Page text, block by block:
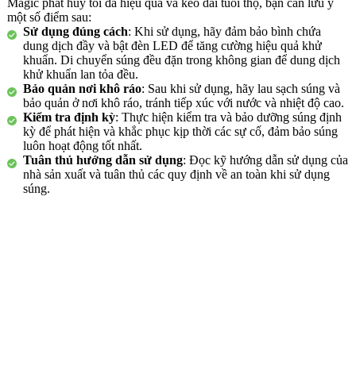
một số điểm sau:
Sử dụng đúng cách: Khi sử dụng, hãy đảm bảo bình chứa
dung dịch đầy và bật đèn LED để tăng cường hiệu quả khử
khuẩn. Di chuyển súng đều đặn trong không gian để dung dịch
khử khuẩn lan tỏa đều.
Bảo quản nơi khô ráo: Sau khi sử dụng, hãy lau sạch súng và
bảo quản ở nơi khô ráo, tránh tiếp xúc với nước và nhiệt độ cao.
Kiểm tra định kỳ: Thực hiện kiểm tra và bảo dưỡng súng định
kỳ để phát hiện và khắc phục kịp thời các sự cố, đảm bảo súng
luôn hoạt động tốt nhất.
Tuân thủ hướng dẫn sử dụng: Đọc kỹ hướng dẫn sử dụng của
nhà sản xuất và tuân thủ các quy định về an toàn khi sử dụng
súng.